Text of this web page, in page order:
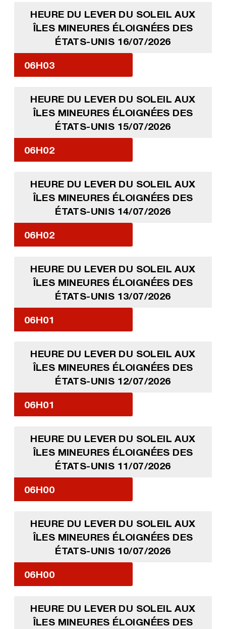
HEURE DU LEVER DU SOLEIL AUX
ÎLES MINEURES ÉLOIGNÉES DES
ÉTATS-UNIS 16/07/2026
06H03
HEURE DU LEVER DU SOLEIL AUX
ÎLES MINEURES ÉLOIGNÉES DES
ÉTATS-UNIS 15/07/2026
06H02
HEURE DU LEVER DU SOLEIL AUX
ÎLES MINEURES ÉLOIGNÉES DES
ÉTATS-UNIS 14/07/2026
06H02
HEURE DU LEVER DU SOLEIL AUX
ÎLES MINEURES ÉLOIGNÉES DES
ÉTATS-UNIS 13/07/2026
06H01
HEURE DU LEVER DU SOLEIL AUX
ÎLES MINEURES ÉLOIGNÉES DES
ÉTATS-UNIS 12/07/2026
06H01
HEURE DU LEVER DU SOLEIL AUX
ÎLES MINEURES ÉLOIGNÉES DES
ÉTATS-UNIS 11/07/2026
06H00
HEURE DU LEVER DU SOLEIL AUX
ÎLES MINEURES ÉLOIGNÉES DES
ÉTATS-UNIS 10/07/2026
06H00
HEURE DU LEVER DU SOLEIL AUX
ÎLES MINEURES ÉLOIGNÉES DES